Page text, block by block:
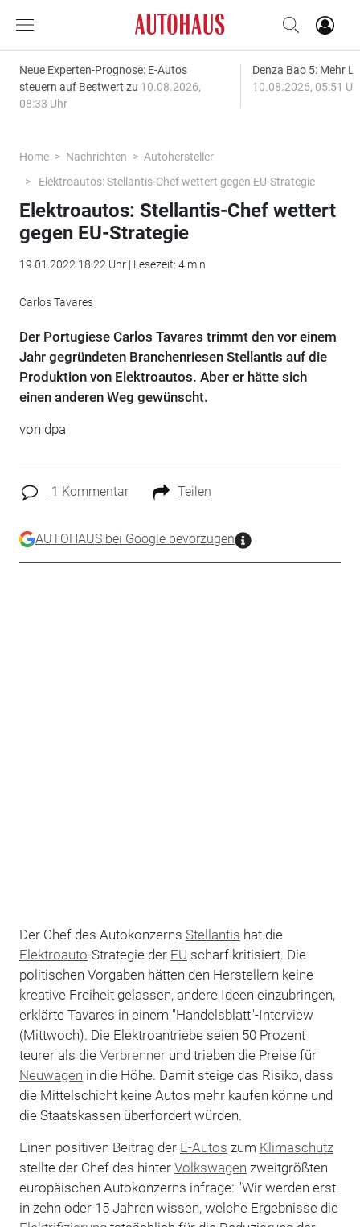
Neue Experten-Prognose: E-Autos
steuern auf Bestwert zu 10.08.2026,
08:33 Uhr
Denza Bao 5: Mehr
10.08.2026, 05:51
Home Nachrichten
Autohersteller
Elektroautos: Stellantis-Chef wettert gegen EU-Strategie
Elektroautos: Stellantis-Chef wettert
gegen EU-Strategie
19.01.2022 18:22 Uhr | Lesezeit: 4 min
Carlos Tavares
Der Portugiese Carlos Tavares trimmt den vor einem
Jahr gegründeten Branchenriesen Stellantis auf die
Produktion von Elektroautos. Aber er hätte sich
einen anderen Weg gewünscht.
von dpa
1 Kommentar Teilen
AUTOHAUS bei Google bevorzugen
Der Chef des Autokonzerns Stellantis hat die
Elektroauto-Strategie der EU scharf kritisiert. Die
politischen Vorgaben hätten den Herstellern keine
kreative Freiheit gelassen, andere Ideen einzubringen,
erklärte Tavares in einem "Handelsblatt"-Interview
(Mittwoch). Die Elektroantriebe seien 50 Prozent
teurer als die Verbrennerund trieben die Preise für
Neuwagen in die Höhe. Damit steige das Risiko, dass
die Mittelschicht keine Autos mehr kaufen könne und
die Staatskassen überfordert würden.
Einen positiven Beitrag der E-Autos zum Klimaschutz
stellte der Chef des hinter Volkswagen zweitgrößten
europäischen Autokonzerns infrage: "Wir werden erst
in zehn oder 15 Jahren wissen, welche Ergebnisse die